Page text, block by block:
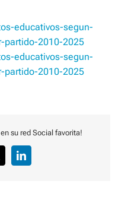
educativos-segun-
partido-2010-2025
educativos-segun-
partido-2010-2025
su red Social favorita!
LinkedIn